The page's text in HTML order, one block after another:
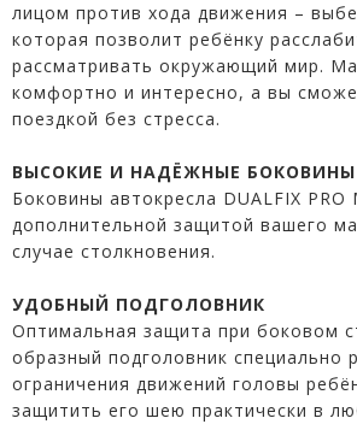
лицом против хода движения –
которая позволит ребёнку
рассматривать окружающий мир.
комфортно и интересно, а вы
поездкой без стресса.
ВЫСОКИЕ И НАДЁЖНЫЕ БОКОВИНЫ
Боковины автокресла DUALFIX
дополнительной защитой вашего
случае столкновения.
УДОБНЫЙ ПОДГОЛОВНИК
Оптимальная защита при боковом
образный подголовник специально
ограничения движений головы
защитить его шею практически в